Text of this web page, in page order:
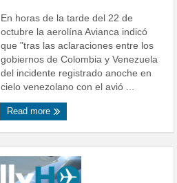
En horas de la tarde del 22 de
octubre la aerolína Avianca indicó
que "tras las aclaraciones entre los
gobiernos de Colombia y Venezuela
del incidente registrado anoche en
cielo venezolano con el avió ...
Read more